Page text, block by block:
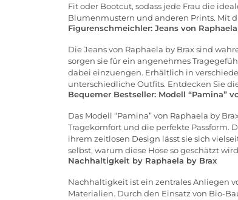
Fit oder Bootcut, sodass jede Frau die
Blumenmustern und anderen Prints. Mit
Figurenschmeichler: Jeans von
Die Jeans von Raphaela by Brax sind
sorgen sie für ein angenehmes
dabei einzuengen. Erhältlich in
unterschiedliche Outfits. Entdecken Sie
Bequemer Bestseller: Modell “Pamina”
Das Modell “Pamina” von Raphaela by
Tragekomfort und die perfekte Passform.
ihrem zeitlosen Design lässt sie sich
selbst, warum diese Hose so geschätzt
Nachhaltigkeit by Raphaela by Brax
Nachhaltigkeit ist ein zentrales Anliegen
Materialien. Durch den Einsatz von Bio-